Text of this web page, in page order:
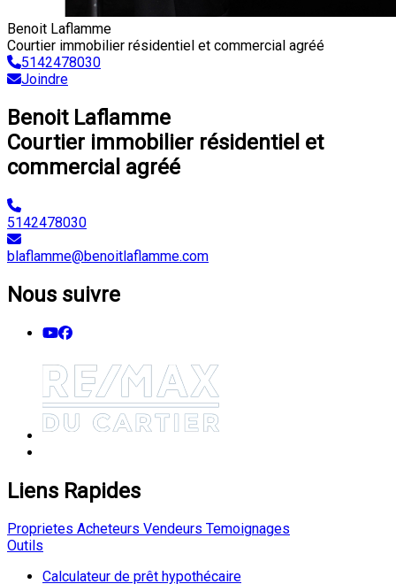
Benoit Laflamme
Courtier immobilier résidentiel et commercial agréé
5142478030
Joindre
Benoit Laflamme
Courtier immobilier résidentiel et
commercial agréé
5142478030
blaflamme@benoitlaflamme.com
Nous suivre
Liens Rapides
Proprietes Acheteurs Vendeurs Temoignages
Outils
Calculateur de prêt hypothécaire